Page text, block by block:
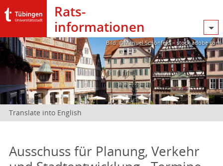
Rats­
informationen
Bild: @Manuel Schönfeld – stock.adobe.com
Translate into English
Ausschuss für Planung, Verkehr